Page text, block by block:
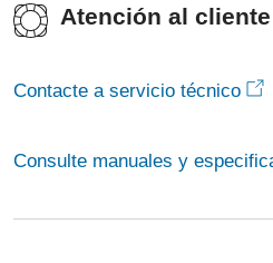
Atención al cliente
Contacte a servicio técnico
Consulte manuales y